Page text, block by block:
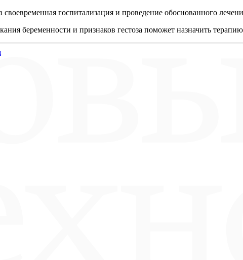
своевременная госпитализация и проведение обоснованного
беременности и признаков гестоза поможет назначить